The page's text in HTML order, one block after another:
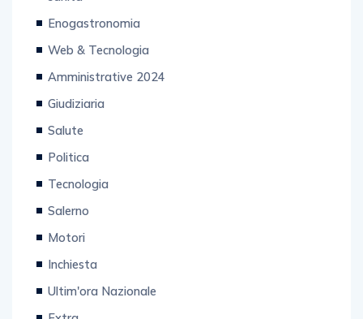
Enogastronomia
Web & Tecnologia
Amministrative 2024
Giudiziaria
Salute
Politica
Tecnologia
Salerno
Motori
Inchiesta
Ultim'ora Nazionale